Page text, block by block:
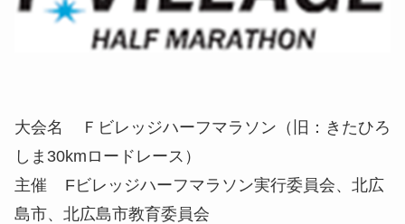
大会名 Ｆビレッジハーフマラソン（旧：きたひろ
しま30kmロードレース）
主催 Fビレッジハーフマラソン実行委員会、北広
島市、北広島市教育委員会